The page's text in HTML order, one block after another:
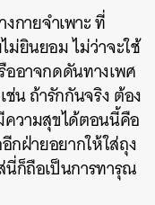
กายจำเพาะ ที่
ยินยอม ไม่ว่าจะใช้
อาจกดดันทางเพศ
น ถ้ารักกันจริง ต้อง
ความสุขได้ตอนนี้คือ
กฝ่ายอยากให้ใส่ถุง
ก็ถือเป็นการทารุณ